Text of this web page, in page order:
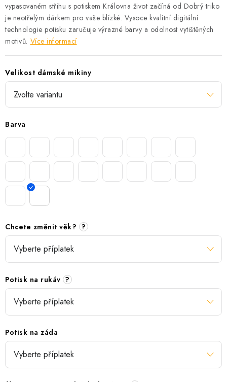
vypasovaném střihu s potiskem Královna život začíná od Dobrý triko
je neotřelým dárkem pro vaše blízké. Vysoce kvalitní digitální
technologie potisku zaručuje výrazné barvy a odolnost vytištěných
motivů. Více informací
Velikost dámské mikiny
Barva
Chcete změnit věk? ?
Potisk na rukáv ?
Potisk na záda